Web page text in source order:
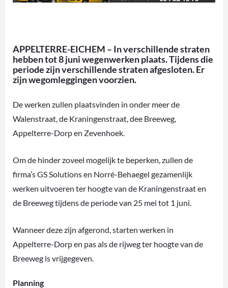
APPELTERRE-EICHEM – In verschillende straten
hebben tot 8 juni wegenwerken plaats. Tijdens die
periode zijn verschillende straten afgesloten. Er
zijn wegomleggingen voorzien.
De werken zullen plaatsvinden in onder meer de
Walenstraat, de Kraningenstraat, dee Breeweg,
Appelterre-Dorp en Zevenhoek.
Om de hinder zoveel mogelijk te beperken, zullen de
firma’s GS Solutions en Norré-Behaegel gezamenlijk
werken uitvoeren ter hoogte van de Kraningenstraat en
de Breeweg tijdens de periode van 25 mei tot 1 juni.
Wanneer deze zijn afgerond, starten werken in
Appelterre-Dorp en pas als de rijweg ter hoogte van de
Breeweg is vrijgegeven.
Planning